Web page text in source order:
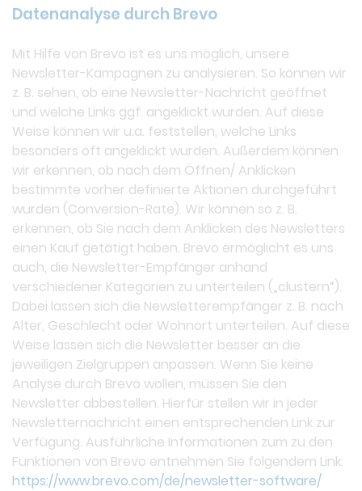
Datenanalyse durch Brevo
Mit Hilfe von Brevo ist es uns möglich, unsere
Newsletter-Kampagnen zu analysieren. So können wir
z. B. sehen, ob eine Newsletter-Nachricht geöffnet
und welche Links ggf. angeklickt wurden. Auf diese
Weise können wir u.a. feststellen, welche Links
besonders oft angeklickt wurden. Außerdem können
wir erkennen, ob nach dem Öffnen/ Anklicken
bestimmte vorher definierte Aktionen durchgeführt
wurden (Conversion-Rate). Wir können so z. B.
erkennen, ob Sie nach dem Anklicken des Newsletters
einen Kauf getätigt haben. Brevo ermöglicht es uns
auch, die Newsletter-Empfänger anhand
verschiedener Kategorien zu unterteilen („clustern“).
Dabei lassen sich die Newsletterempfänger z. B. nach
Alter, Geschlecht oder Wohnort unterteilen. Auf diese
Weise lassen sich die Newsletter besser an die
jeweiligen Zielgruppen anpassen. Wenn Sie keine
Analyse durch Brevo wollen, müssen Sie den
Newsletter abbestellen. Hierfür stellen wir in jeder
Newsletternachricht einen entsprechenden Link zur
Verfügung. Ausführliche Informationen zum zu den
Funktionen von Brevo entnehmen Sie folgendem Link:
https://www.brevo.com/de/newsletter-software/